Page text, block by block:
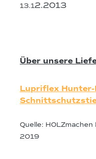
13.12.2013
Über unsere
Lupriflex
Quelle:
2019